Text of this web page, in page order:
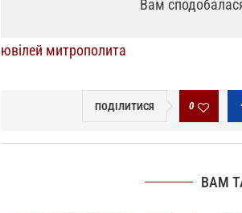
Вам
ювілей митрополита
ПОДІЛИТИСЯ 0
ВАМ